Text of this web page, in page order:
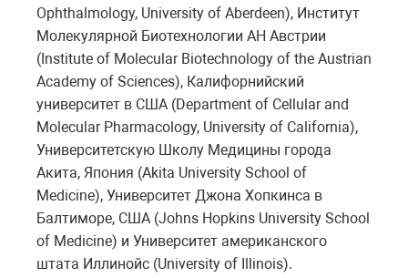
Ophthalmology, University of Aberdeen), Институт
Молекулярной Биотехнологии АН Австрии
(Institute of Molecular Biotechnology of the Austrian
Academy of Sciences), Калифорнийский
университет в США (Department of Cellular and
Molecular Pharmacology, University of California),
Университетскую Школу Медицины города
Акита, Япония (Akita University School of
Medicine), Университет Джона Хопкинса в
Балтиморе, США (Johns Hopkins University School
of Medicine) и Университет американского
штата Иллинойс (University of Illinois).